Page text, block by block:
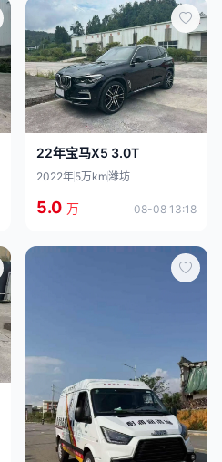
22年宝马X5 3.0T
2022年5万km潍坊
5.0 万 08-08 13:18